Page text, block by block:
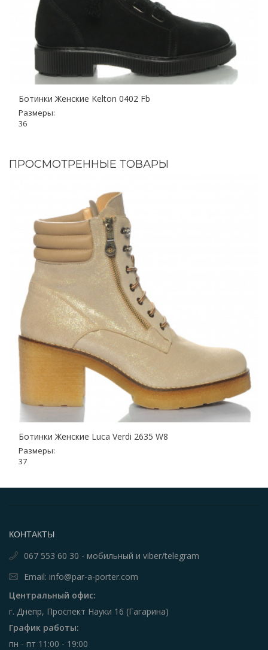
Ботинки Женские Kelton 0402 Fb
Размеры:
36
ПРОСМОТРЕННЫЕ ТОВАРЫ
Ботинки Женские Luca Verdi 2635 W8
Размеры:
37
КОНТАКТЫ
067 553 60 30 - мобильный и viber/telegram
Email: info@par-a-porter.com
Центральный офис:
г. Днепр, Проспект Науки 16 (Гагарина)
График работы:
пн - пт 11:00 - 19:00